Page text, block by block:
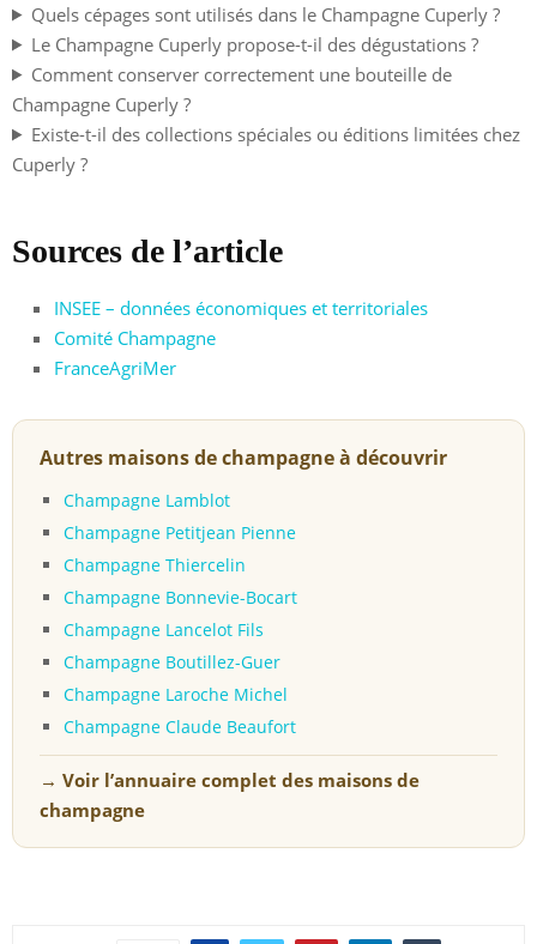
Quels cépages sont utilisés dans le Champagne Cuperly ?
Le Champagne Cuperly propose-t-il des dégustations ?
Comment conserver correctement une bouteille de
Champagne Cuperly ?
Existe-t-il des collections spéciales ou éditions limitées chez
Cuperly ?
Sources de l’article
INSEE – données économiques et territoriales
Comité Champagne
FranceAgriMer
Autres maisons de champagne à découvrir
Champagne Lamblot
Champagne Petitjean Pienne
Champagne Thiercelin
Champagne Bonnevie-Bocart
Champagne Lancelot Fils
Champagne Boutillez-Guer
Champagne Laroche Michel
Champagne Claude Beaufort
→ Voir l’annuaire complet des maisons de
champagne